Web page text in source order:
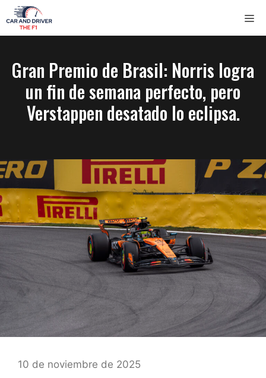
Saltar
al
contenido
Gran Premio de Brasil: Norris logra
un fin de semana perfecto, pero
Verstappen desatado lo eclipsa.
10 de noviembre de 2025